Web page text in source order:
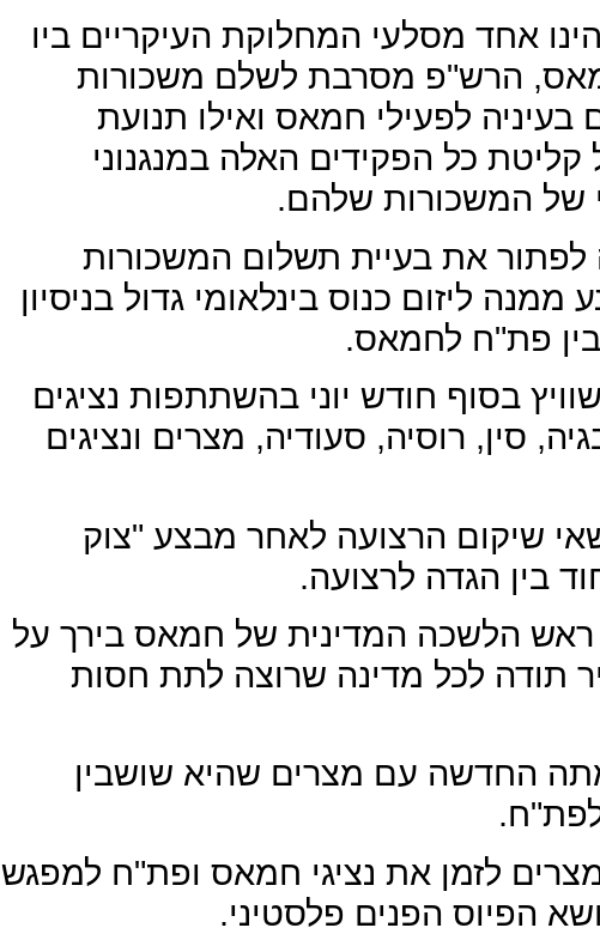
אחד מסלעי המחלוקת העיקריים ביו
הרש"פ מסרבת לשלם משכורות
לפעילי חמאס ואילו תנועת
כל הפקידים האלה במנגנוני
של המשכורות שלהם.
לפתור את בעיית תשלום המשכורות
ליזום כנוס בינלאומי גדול בניסיון
פת"ח לחמאס.
בסוף חודש יוני בהשתתפות נציגים
סין, רוסיה, סעודיה, מצרים ונציגים
שיקום הרצועה לאחר מבצע "צוק
בין הגדה לרצועה.
הלשכה המדינית של חמאס בירך על
תודה לכל מדינה שרוצה לתת חסות
החדשה עם מצרים שהיא שושבין
לזמן את נציגי חמאס ופת"ח למפגש
הפיוס הפנים פלסטיני.